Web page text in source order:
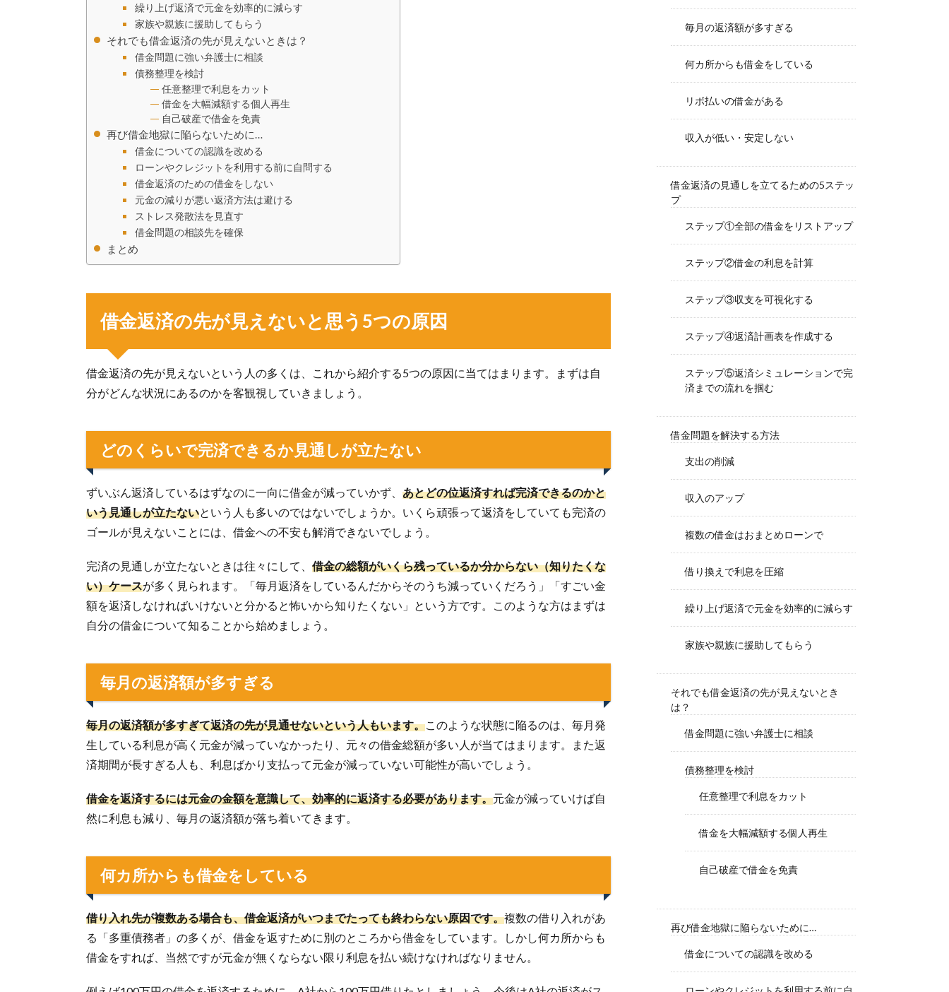
繰り上げ返済で元金を効率的に減らす
家族や親族に援助してもらう
それでも借金返済の先が見えないときは？
借金問題に強い弁護士に相談
債務整理を検討
任意整理で利息をカット
借金を大幅減額する個人再生
自己破産で借金を免責
再び借金地獄に陥らないために…
借金についての認識を改める
ローンやクレジットを利用する前に自問する
借金返済のための借金をしない
元金の減りが悪い返済方法は避ける
ストレス発散法を見直す
借金問題の相談先を確保
まとめ
借金返済の先が見えないと思う5つの原因
借金返済の先が見えないという人の多くは、これから紹介する5つの原因に当てはまります。まずは自
分がどんな状況にあるのかを客観視していきましょう。
どのくらいで完済できるか見通しが立たない
ずいぶん返済しているはずなのに一向に借金が減っていかず、 あとどの位返済すれば完済できるのかと
いう見通しが立たないという人も多いのではないでしょうか。いくら頑張って返済をしていても完済の
ゴールが見えないことには、借金への不安も解消できないでしょう。
完済の見通しが立たないときは往々にして、 借金の総額がいくら残っているか分からない（知りたくな
い）ケースが多く見られます。「毎月返済をしているんだからそのうち減っていくだろう」「すごい金
額を返済しなければいけないと分かると怖いから知りたくない」という方です。このような方はまずは
自分の借金について知ることから始めましょう。
毎月の返済額が多すぎる
毎月の返済額が多すぎて返済の先が見通せないという人もいます。 このような状態に陥るのは、毎月発
生している利息が高く元金が減っていなかったり、元々の借金総額が多い人が当てはまります。また返
済期間が長すぎる人も、利息ばかり支払って元金が減っていない可能性が高いでしょう。
借金を返済するには元金の金額を意識して、効率的に返済する必要があります。元金が減っていけば自
然に利息も減り、毎月の返済額が落ち着いてきます。
何カ所からも借金をしている
借り入れ先が複数ある場合も、借金返済がいつまでたっても終わらない原因です。複数の借り入れがあ
る「多重債務者」の多くが、借金を返すために別のところから借金をしています。しかし何カ所からも
借金をすれば、当然ですが元金が無くならない限り利息を払い続けなければなりません。
毎月の返済額が多すぎる
何カ所からも借金をしている
リボ払いの借金がある
収入が低い・安定しない
借金返済の見通しを立てるための5ステッ
プ
ステップ①全部の借金をリストアップ
ステップ②借金の利息を計算
ステップ③収支を可視化する
ステップ④返済計画表を作成する
ステップ⑤返済シミュレーションで完
済までの流れを掴む
借金問題を解決する方法
支出の削減
収入のアップ
複数の借金はおまとめローンで
借り換えで利息を圧縮
繰り上げ返済で元金を効率的に減らす
家族や親族に援助してもらう
それでも借金返済の先が見えないとき
は？
借金問題に強い弁護士に相談
債務整理を検討
任意整理で利息をカット
借金を大幅減額する個人再生
自己破産で借金を免責
再び借金地獄に陥らないために…
借金についての認識を改める